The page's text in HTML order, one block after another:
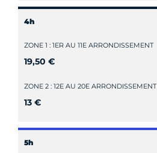
4h
ZONE 1 : 1ER AU 11E ARRONDISSEMENT
19,50 €
ZONE 2 : 12E AU 20E ARRONDISSEMENT
13 €
5h